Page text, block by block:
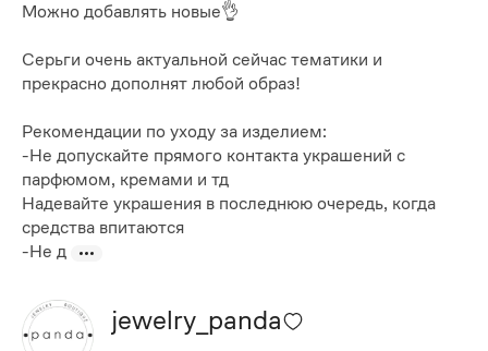
Можно добавлять новые👌
Серьги очень актуальной сейчас тематики и
прекрасно дополнят любой образ!
Рекомендации по уходу за изделием:
-Не допускайте прямого контакта украшений с
парфюмом, кремами и тд
Надевайте украшения в последнюю очередь, когда
средства впитаются
-Не д
jewelry_panda